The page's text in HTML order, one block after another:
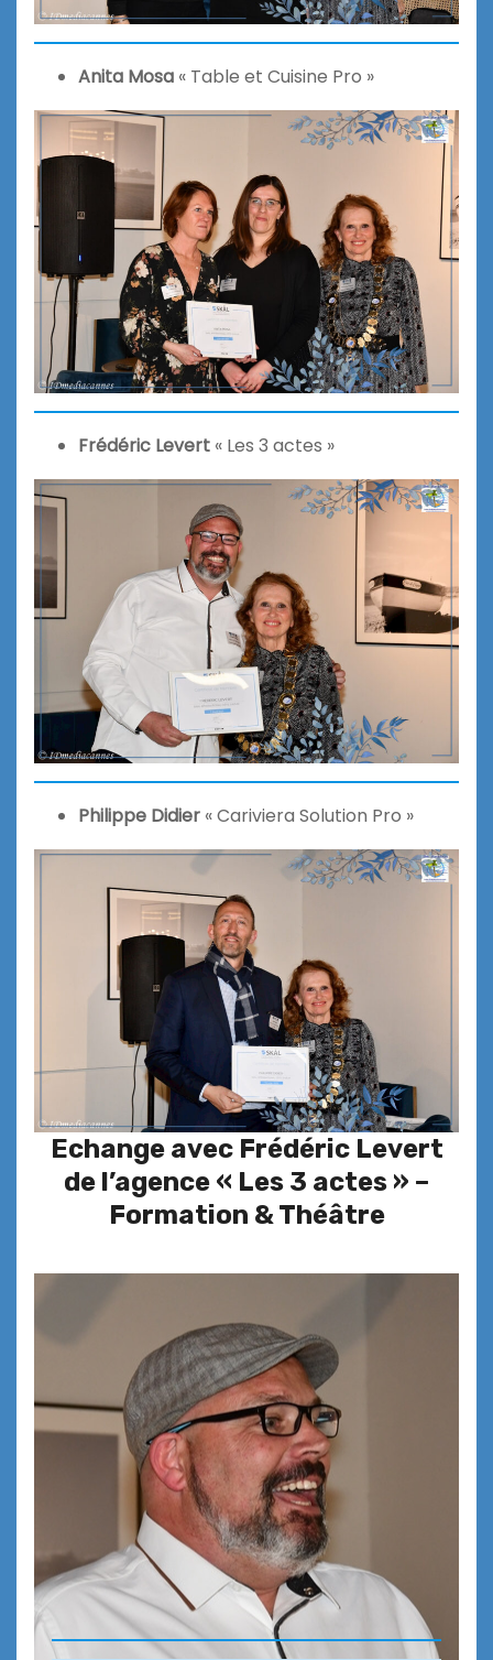
Anita Mosa « Table et Cuisine Pro »
Frédéric Levert « Les 3 actes »
Philippe Didier « Cariviera Solution Pro »
Echange avec Frédéric Levert
de l’agence « Les 3 actes » –
Formation & Théâtre